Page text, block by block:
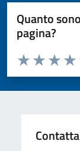
Quanto
pagina?
Valuta da 1 a 5
Valuta
Valuta 2
Valuta 1 stelle